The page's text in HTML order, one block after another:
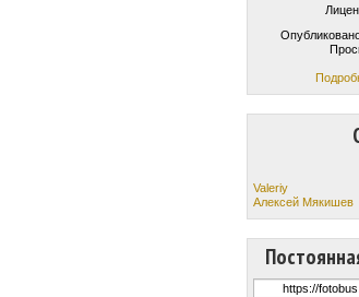
Valeriy
Алексей Мякишев